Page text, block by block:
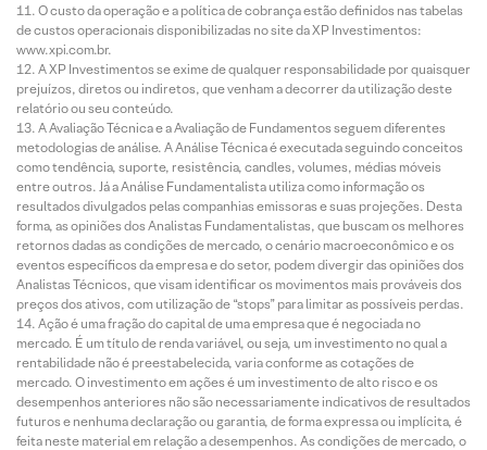
O custo da operação e a política de cobrança estão definidos nas tabelas
de custos operacionais disponibilizadas no site da XP Investimentos:
www.xpi.com.br.
A XP Investimentos se exime de qualquer responsabilidade por quaisquer
prejuízos, diretos ou indiretos, que venham a decorrer da utilização deste
relatório ou seu conteúdo.
A Avaliação Técnica e a Avaliação de Fundamentos seguem diferentes
metodologias de análise. A Análise Técnica é executada seguindo conceitos
como tendência, suporte, resistência, candles, volumes, médias móveis
entre outros. Já a Análise Fundamentalista utiliza como informação os
resultados divulgados pelas companhias emissoras e suas projeções. Desta
forma, as opiniões dos Analistas Fundamentalistas, que buscam os melhores
retornos dadas as condições de mercado, o cenário macroeconômico e os
eventos específicos da empresa e do setor, podem divergir das opiniões dos
Analistas Técnicos, que visam identificar os movimentos mais prováveis dos
preços dos ativos, com utilização de “stops” para limitar as possíveis perdas.
Ação é uma fração do capital de uma empresa que é negociada no
mercado. É um título de renda variável, ou seja, um investimento no qual a
rentabilidade não é preestabelecida, varia conforme as cotações de
mercado. O investimento em ações é um investimento de alto risco e os
desempenhos anteriores não são necessariamente indicativos de resultados
futuros e nenhuma declaração ou garantia, de forma expressa ou implícita, é
feita neste material em relação a desempenhos. As condições de mercado, o